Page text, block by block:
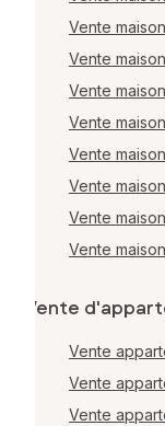
Vente
Vente
Vente
Vente
Vente
Vente
Vente
Vente
Vente
Vente
Vente
Vente